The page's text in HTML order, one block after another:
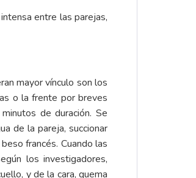
entre las parejas,
mayor vínculo son los
o la frente por breves
de duración. Se
de la pareja, succionar
francés. Cuando las
los investigadores,
y de la cara, quema